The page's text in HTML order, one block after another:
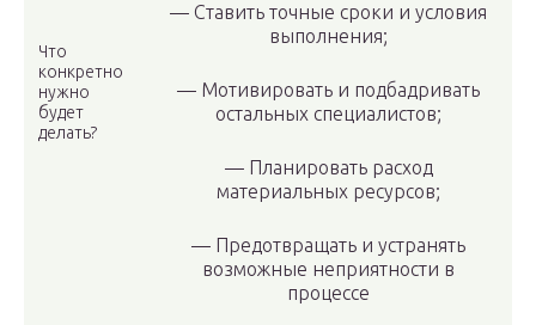
Что
конкретно
нужно
будет
делать?
— Ставить точные сроки и условия
выполнения;
— Мотивировать и подбадривать
остальных специалистов;
— Планировать расход
материальных ресурсов;
— Предотвращать и устранять
возможные неприятности в
процессе